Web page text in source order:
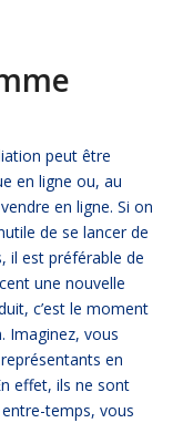
peut être
en ligne ou, au
en ligne. Si on
de se lancer de
il est préférable de
une nouvelle
c’est le moment
Imaginez, vous
en
effet, ils ne sont
temps, vous